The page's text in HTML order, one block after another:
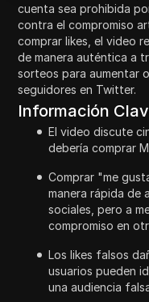
cuenta sea prohibida
contra el compromiso
comprar likes, el video
de manera auténtica a
sorteos para aumentar
seguidores en Twitter.
Información
El video discute
debería comprar
Comprar "me
manera rápida de
sociales, pero a
compromiso en
Los likes falsos
usuarios pueden
una audiencia